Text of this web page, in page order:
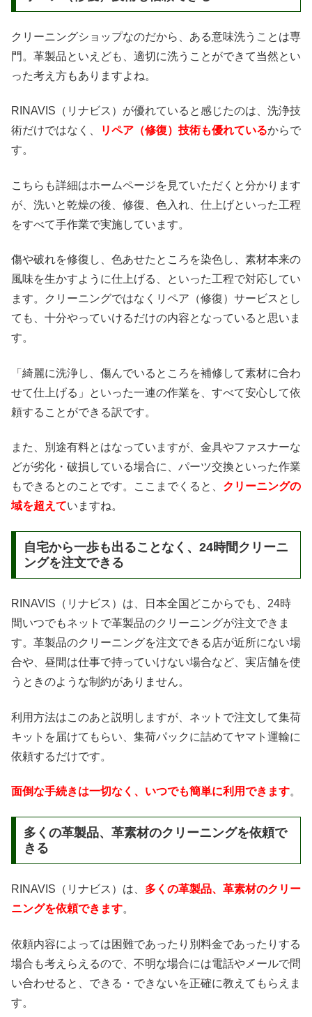
クリーニングショップなのだから、ある意味洗うことは専
門。革製品といえども、適切に洗うことができて当然とい
った考え方もありますよね。
RINAVIS（リナビス）が優れていると感じたのは、洗浄技
術だけではなく、
リペア（修復）技術も優れているからで
す。
こちらも詳細はホームページを見ていただくと分かります
が、洗いと乾燥の後、修復、色入れ、仕上げといった工程
をすべて手作業で実施しています。
傷や破れを修復し、色あせたところを染色し、素材本来の
風味を生かすように仕上げる、といった工程で対応してい
ます。クリーニングではなくリペア（修復）サービスとし
ても、十分やっていけるだけの内容となっていると思いま
す。
「綺麗に洗浄し、傷んでいるところを補修して素材に合わ
せて仕上げる」といった一連の作業を、すべて安心して依
頼することができる訳です。
また、別途有料とはなっていますが、金具やファスナーな
どが劣化・破損している場合に、パーツ交換といった作業
もできるとのことです。ここまでくると、 クリーニングの
域を超えていますね。
自宅から一歩も出ることなく、24時間クリーニ
ングを注文できる
RINAVIS（リナビス）は、日本全国どこからでも、24時
間いつでもネットで革製品のクリーニングが注文できま
す。革製品のクリーニングを注文できる店が近所にない場
合や、昼間は仕事で持っていけない場合など、実店舗を使
うときのような制約がありません。
利用方法はこのあと説明しますが、ネットで注文して集荷
キットを届けてもらい、集荷パックに詰めてヤマト運輸に
依頼するだけです。
面倒な手続きは一切なく、いつでも簡単に利用できます。
多くの革製品、革素材のクリーニングを依頼で
きる
RINAVIS（リナビス）は、 多くの革製品、革素材のクリー
ニングを依頼できます。
依頼内容によっては困難であったり別料金であったりする
場合も考えらえるので、不明な場合には電話やメールで問
い合わせると、できる・できないを正確に教えてもらえま
す。